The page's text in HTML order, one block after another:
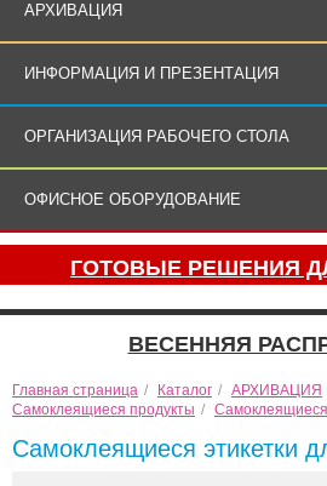
АРХИВАЦИЯ
ИНФОРМАЦИЯ И ПРЕЗЕНТАЦИЯ
ОРГАНИЗАЦИЯ РАБОЧЕГО СТОЛА
ОФИСНОЕ ОБОРУДОВАНИЕ
ГОТОВЫЕ РЕШЕНИЯ
ВЕСЕННЯЯ
Главная страница / Каталог / АРХИВАЦИЯ
Самоклеящиеся продукты / Самоклеящиеся
Самоклеящиеся этикетки